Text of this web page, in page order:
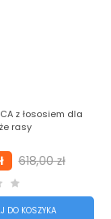
z łososiem dla
rasy
618,00 zł
DO KOSZYKA